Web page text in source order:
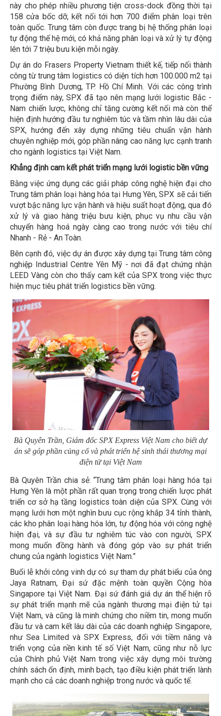
này cho phép nhiều phương tiện cross-dock đồng thời tại
158 cửa bốc dỡ, kết nối tới hơn 700 điểm phân loại trên
toàn quốc. Trung tâm còn được trang bị hệ thống phân loại
tự động thế hệ mới, có khả năng phân loại và xử lý tự động
lên tới 7 triệu bưu kiện mỗi ngày.
Dự án do Frasers Property Vietnam thiết kế, tiếp nối thành
công từ trung tâm logistics có diện tích hơn 100.000 m2 tại
Phường Bình Dương, TP. Hồ Chí Minh. Với các công trình
trọng điểm này, SPX đã tạo nên mạng lưới logistic Bắc -
Nam chiến lược, không chỉ tăng cường kết nối mà còn thể
hiện định hướng đầu tư nghiêm túc và tầm nhìn lâu dài của
SPX, hướng đến xây dựng những tiêu chuẩn vận hành
chuyên nghiệp mới, góp phần nâng cao năng lực cạnh tranh
cho ngành logistics tại Việt Nam.
Khẳng định cam kết phát triển mạng lưới logistic bền vững
Bằng việc ứng dụng các giải pháp công nghệ hiện đại cho
Trung tâm phân loại hàng hóa tại Hưng Yên, SPX sẽ cải tiến
vượt bậc năng lực vận hành và hiệu suất hoạt động, qua đó
xử lý và giao hàng triệu bưu kiện, phục vụ nhu cầu vận
chuyển hàng hoá ngày càng cao trong nước với tiêu chí
Nhanh - Rẻ - An Toàn.
Bên cạnh đó, việc dự án được xây dựng tại Trung tâm công
nghiệp Industrial Centre Yên Mỹ - nơi đã đạt chứng nhận
LEED Vàng còn cho thấy cam kết của SPX trong việc thực
hiện mục tiêu phát triển logistics bền vững.
Bà Quyên Trần, Giám đốc SPX Express Việt Nam cho biết dự
án sẽ góp phần củng cố và phát triển hệ sinh thái thương mại
điện tử tại Việt Nam
Bà Quyên Trần chia sẻ: “Trung tâm phân loại hàng hóa tại
Hưng Yên là một phần rất quan trọng trong chiến lược phát
triển cơ sở hạ tầng logistics toàn diện của SPX. Cùng với
mạng lưới hơn một nghìn bưu cục rộng khắp 34 tỉnh thành,
các kho phân loại hàng hóa lớn, tự động hóa với công nghệ
hiện đại, và sự đầu tư nghiêm túc vào con người, SPX
mong muốn đồng hành và đóng góp vào sự phát triển
chung của ngành logistics Việt Nam.”
Buổi lễ khởi công vinh dự có sự tham dự phát biểu của ông
Jaya Ratnam, Đại sứ đặc mệnh toàn quyền Cộng hòa
Singapore tại Việt Nam. Đại sứ đánh giá dự án thể hiện rõ
sự phát triển mạnh mẽ của ngành thương mại điện tử tại
Việt Nam, và cũng là minh chứng cho niềm tin, mong muốn
đầu tư và cam kết lâu dài của các doanh nghiệp Singapore,
như Sea Limited và SPX Express, đối với tiềm năng và
triển vọng của nền kinh tế số Việt Nam, cũng như nỗ lực
của Chính phủ Việt Nam trong việc xây dựng môi trường
chính sách ổn định, minh bạch, tạo điều kiện phát triển lành
mạnh cho cả các doanh nghiệp trong nước và quốc tế.